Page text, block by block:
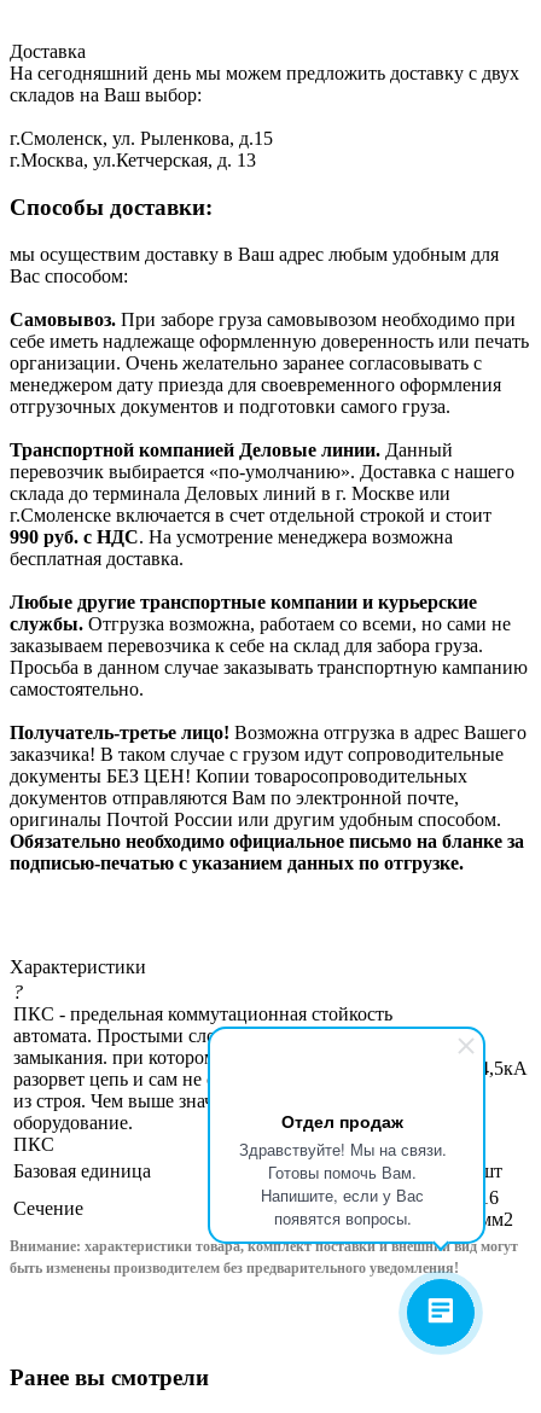
Отдел продаж
Здравствуйте! Мы на связи.
Готовы помочь Вам.
Напишите, если у Вас
появятся вопросы.
Доставка
На сегодняшний день мы можем предложить доставку с двух
складов на Ваш выбор:
г.Смоленск, ул. Рыленкова, д.15
г.Москва, ул.Кетчерская, д. 13
Способы доставки:
мы осуществим доставку в Ваш адрес любым удобным для
Вас способом:
Самовывоз. При заборе груза самовывозом необходимо при
себе иметь надлежаще оформленную доверенность или печать
организации. Очень желательно заранее согласовывать с
менеджером дату приезда для своевременного оформления
отгрузочных документов и подготовки самого груза.
Транспортной компанией Деловые линии. Данный
перевозчик выбирается «по-умолчанию». Доставка с нашего
склада до терминала Деловых линий в г. Москве или
г.Смоленске включается в счет отдельной строкой и стоит
990 руб. с НДС. На усмотрение менеджера возможна
бесплатная доставка.
Любые другие транспортные компании и курьерские
службы. Отгрузка возможна, работаем со всеми, но сами не
заказываем перевозчика к себе на склад для забора груза.
Просьба в данном случае заказывать транспортную кампанию
самостоятельно.
Получатель-третье лицо! Возможна отгрузка в адрес Вашего
заказчика! В таком случае с грузом идут сопроводительные
документы БЕЗ ЦЕН! Копии товаросопроводительных
документов отправляются Вам по электронной почте,
оригиналы Почтой России или другим удобным способом.
Обязательно необходимо официальное письмо на бланке за
подписью-печатью с указанием данных по отгрузке.
Характеристики
?
ПКС - предельная коммутационная стойкость
автомата. Простыми словами - значение тока короткого
замыкания. при котором автоматический выключатель
разорвет цепь и сам не сгорит/не оплавится/не выйдет
из строя. Чем выше значение, тем надежнее
оборудование.
ПКС
4,5кА
Базовая единица
шт
Сечение
16
мм2
Внимание: характеристики товара, комплект поставки и внешний вид могут
быть изменены производителем без предварительного уведомления!
Ранее вы смотрели